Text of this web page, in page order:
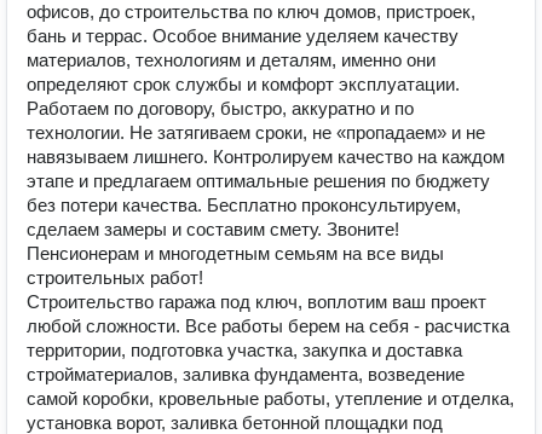
офисов, до строительства по ключ домов, пристроек,
бань и террас. Особое внимание уделяем качеству
материалов, технологиям и деталям, именно они
определяют срок службы и комфорт эксплуатации.
Работаем по договору, быстро, аккуратно и по
технологии. Не затягиваем сроки, не «пропадаем» и не
навязываем лишнего. Контролируем качество на каждом
этапе и предлагаем оптимальные решения по бюджету
без потери качества. Бесплатно проконсультируем,
сделаем замеры и составим смету. Звоните!
Пенсионерам и многодетным семьям на все виды
строительных работ!
Строительство гаража под ключ, воплотим ваш проект
любой сложности. Все работы берем на себя - расчистка
территории, подготовка участка, закупка и доставка
стройматериалов, заливка фундамента, возведение
самой коробки, кровельные работы, утепление и отделка,
установка ворот, заливка бетонной площадки под